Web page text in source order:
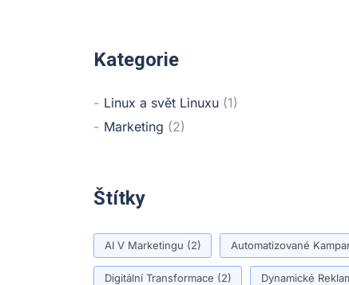
Kategorie
Linux a svět Linuxu (1)
Marketing (2)
Štítky
AI V Marketingu (2) Automatizované
Digitální Transformace (2) Dynamické